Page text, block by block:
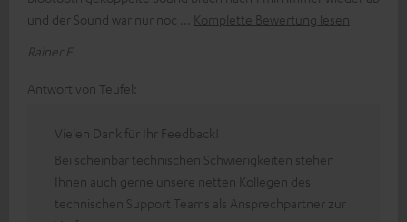
und der Sound war nur noc
Komplette Bewertung lesen
Rainer E.
Antwort von Teufel:
Vielen Dank für Ihr Feedback!
Bei scheinbar technischen Schwierigkeiten stehen
Ihnen auch gerne unsere netten Kollegen des
technischen Support Teams als Ansprechpartner zur